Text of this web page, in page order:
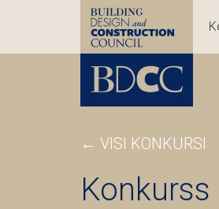
← VISI KONKURSI